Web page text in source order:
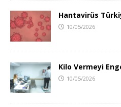
Hantavirüs
10/05/2026
Kilo Vermeyi
10/05/2026